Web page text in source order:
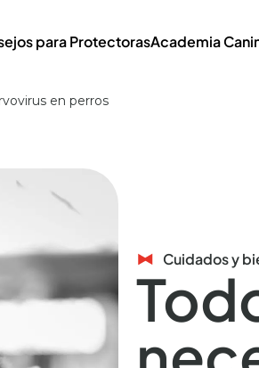
para ProtectorasAcademia
en perros
Cuidados y